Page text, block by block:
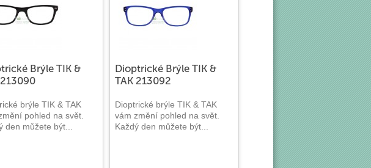
Brýle TIK &
brýle TIK & TAK
pohled na svět.
den můžete být...
Dioptrické Brýle TIK &
TAK 213092
Dioptrické brýle TIK & TAK
vám změní pohled na svět.
Každý den můžete být...